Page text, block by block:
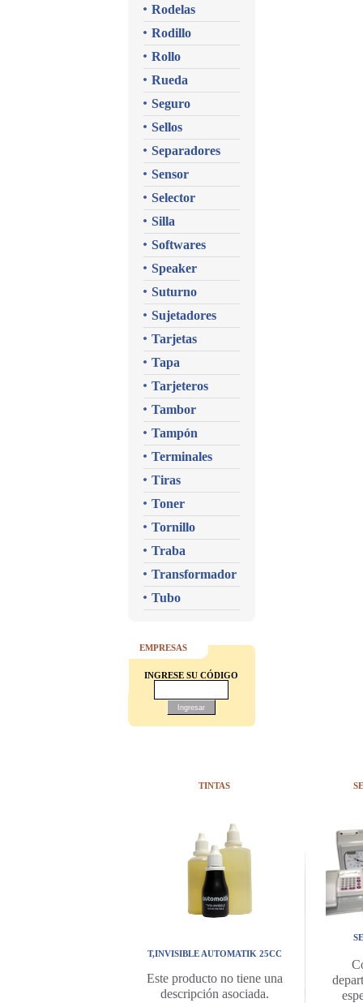
Rodelas
Rodillo
Rollo
Rueda
Seguro
Sellos
Separadores
Sensor
Selector
Silla
Softwares
Speaker
Suturno
Sujetadores
Tarjetas
Tapa
Tarjeteros
Tambor
Tampón
Terminales
Tiras
Toner
Tornillo
Traba
Transformador
Tubo
EMPRESAS
INGRESE SU CÓDIGO
TINTAS
T,INVISIBLE AUTOMATIK 25CC
Este producto no tiene una
descripción asociada.